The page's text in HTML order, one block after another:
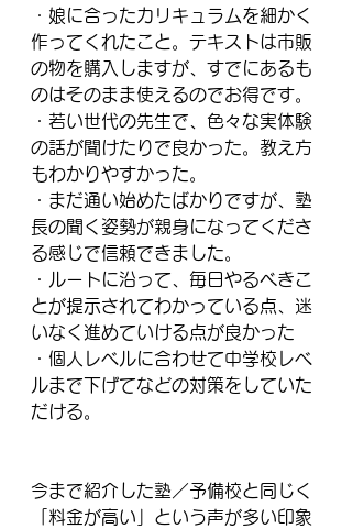
・娘に合ったカリキュラムを細かく
作ってくれたこと。テキストは市販
の物を購入しますが、すでにあるも
のはそのまま使えるのでお得です。
・若い世代の先生で、色々な実体験
の話が聞けたりで良かった。教え方
もわかりやすかった。
・まだ通い始めたばかりですが、塾
長の聞く姿勢が親身になってくださ
る感じで信頼できました。
・ルートに沿って、毎日やるべきこ
とが提示されてわかっている点、迷
いなく進めていける点が良かった
・個人レベルに合わせて中学校レベ
ルまで下げてなどの対策をしていた
だける。
今まで紹介した塾／予備校と同じく
「料金が高い」という声が多い印象